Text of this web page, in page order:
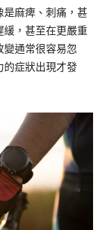
是麻痺、刺痛，甚
緩，甚至在更嚴重
變通常很容易忽
的症狀出現才發